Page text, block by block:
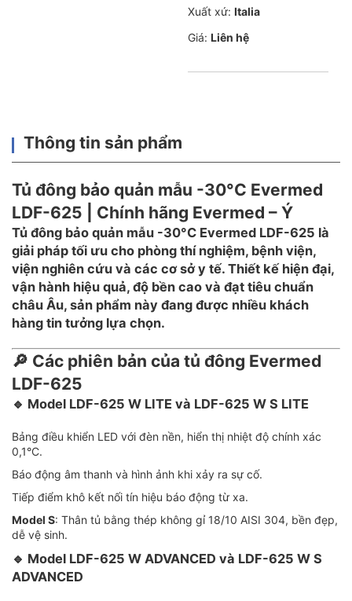
Xuất xứ: Italia
Giá: Liên hệ
Thông tin sản phẩm
Tủ đông bảo quản mẫu -30°C Evermed
LDF-625 | Chính hãng Evermed – Ý
Tủ đông bảo quản mẫu -30°C Evermed LDF-625 là
giải pháp tối ưu cho phòng thí nghiệm, bệnh viện,
viện nghiên cứu và các cơ sở y tế. Thiết kế hiện đại,
vận hành hiệu quả, độ bền cao và đạt tiêu chuẩn
châu Âu, sản phẩm này đang được nhiều khách
hàng tin tưởng lựa chọn.
🔎 Các phiên bản của tủ đông Evermed
LDF-625
🔹 Model LDF-625 W LITE và LDF-625 W S LITE
Bảng điều khiển LED với đèn nền, hiển thị nhiệt độ chính xác
0,1°C.
Báo động âm thanh và hình ảnh khi xảy ra sự cố.
Tiếp điểm khô kết nối tín hiệu báo động từ xa.
Model S: Thân tủ bằng thép không gỉ 18/10 AISI 304, bền đẹp,
dễ vệ sinh.
🔹 Model LDF-625 W ADVANCED và LDF-625 W S
ADVANCED